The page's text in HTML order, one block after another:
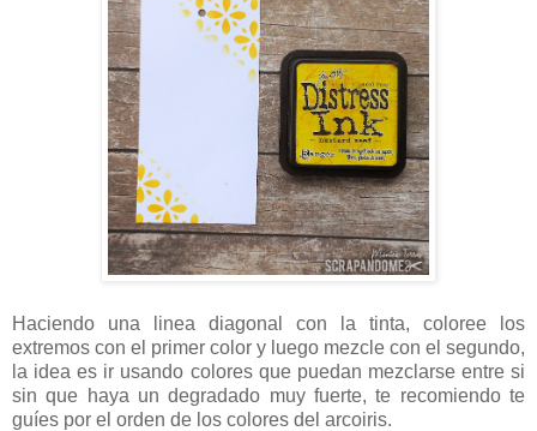
Haciendo una linea diagonal con la tinta, coloree los
extremos con el primer color y luego mezcle con el segundo,
la idea es ir usando colores que puedan mezclarse entre si
sin que haya un degradado muy fuerte, te recomiendo te
guíes por el orden de los colores del arcoiris.